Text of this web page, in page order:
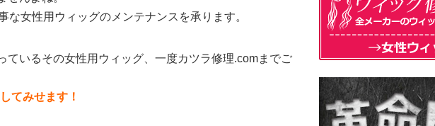
な女性用ウィッグのメンテナンスを承ります。
ているその女性用ウィッグ、一度カツラ修理.comまでご
てみせます！